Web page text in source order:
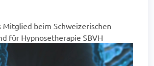
beim Schweizerischen
für Hypnosetherapie SBVH